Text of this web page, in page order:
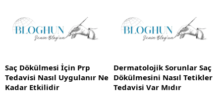
Saç Dökülmesi İçin Prp
Tedavisi Nasıl Uygulanır Ne
Kadar Etkilidir
Dermatolojik Sorunlar Saç
Dökülmesini Nasıl Tetikler
Tedavisi Var Mıdır